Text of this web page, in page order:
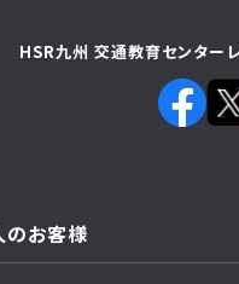
HSR九州 交通教育センター
のお客様